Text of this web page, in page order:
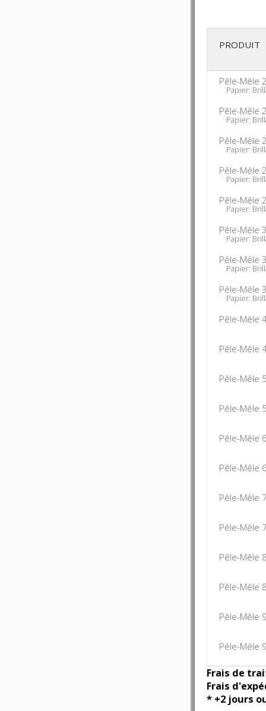
PRODUIT
Pêle-Mêle
Papier:
Pêle-Mêle
Papier:
Pêle-Mêle
Papier:
Pêle-Mêle
Papier:
Pêle-Mêle
Papier:
Pêle-Mêle
Papier:
Pêle-Mêle
Papier:
Pêle-Mêle
Papier:
Pêle-Mêle
Pêle-Mêle
Pêle-Mêle
Pêle-Mêle
Pêle-Mêle
Pêle-Mêle
Pêle-Mêle
Pêle-Mêle
Pêle-Mêle
Pêle-Mêle
Pêle-Mêle
Pêle-Mêle
Frais de
Frais
* +2 jours